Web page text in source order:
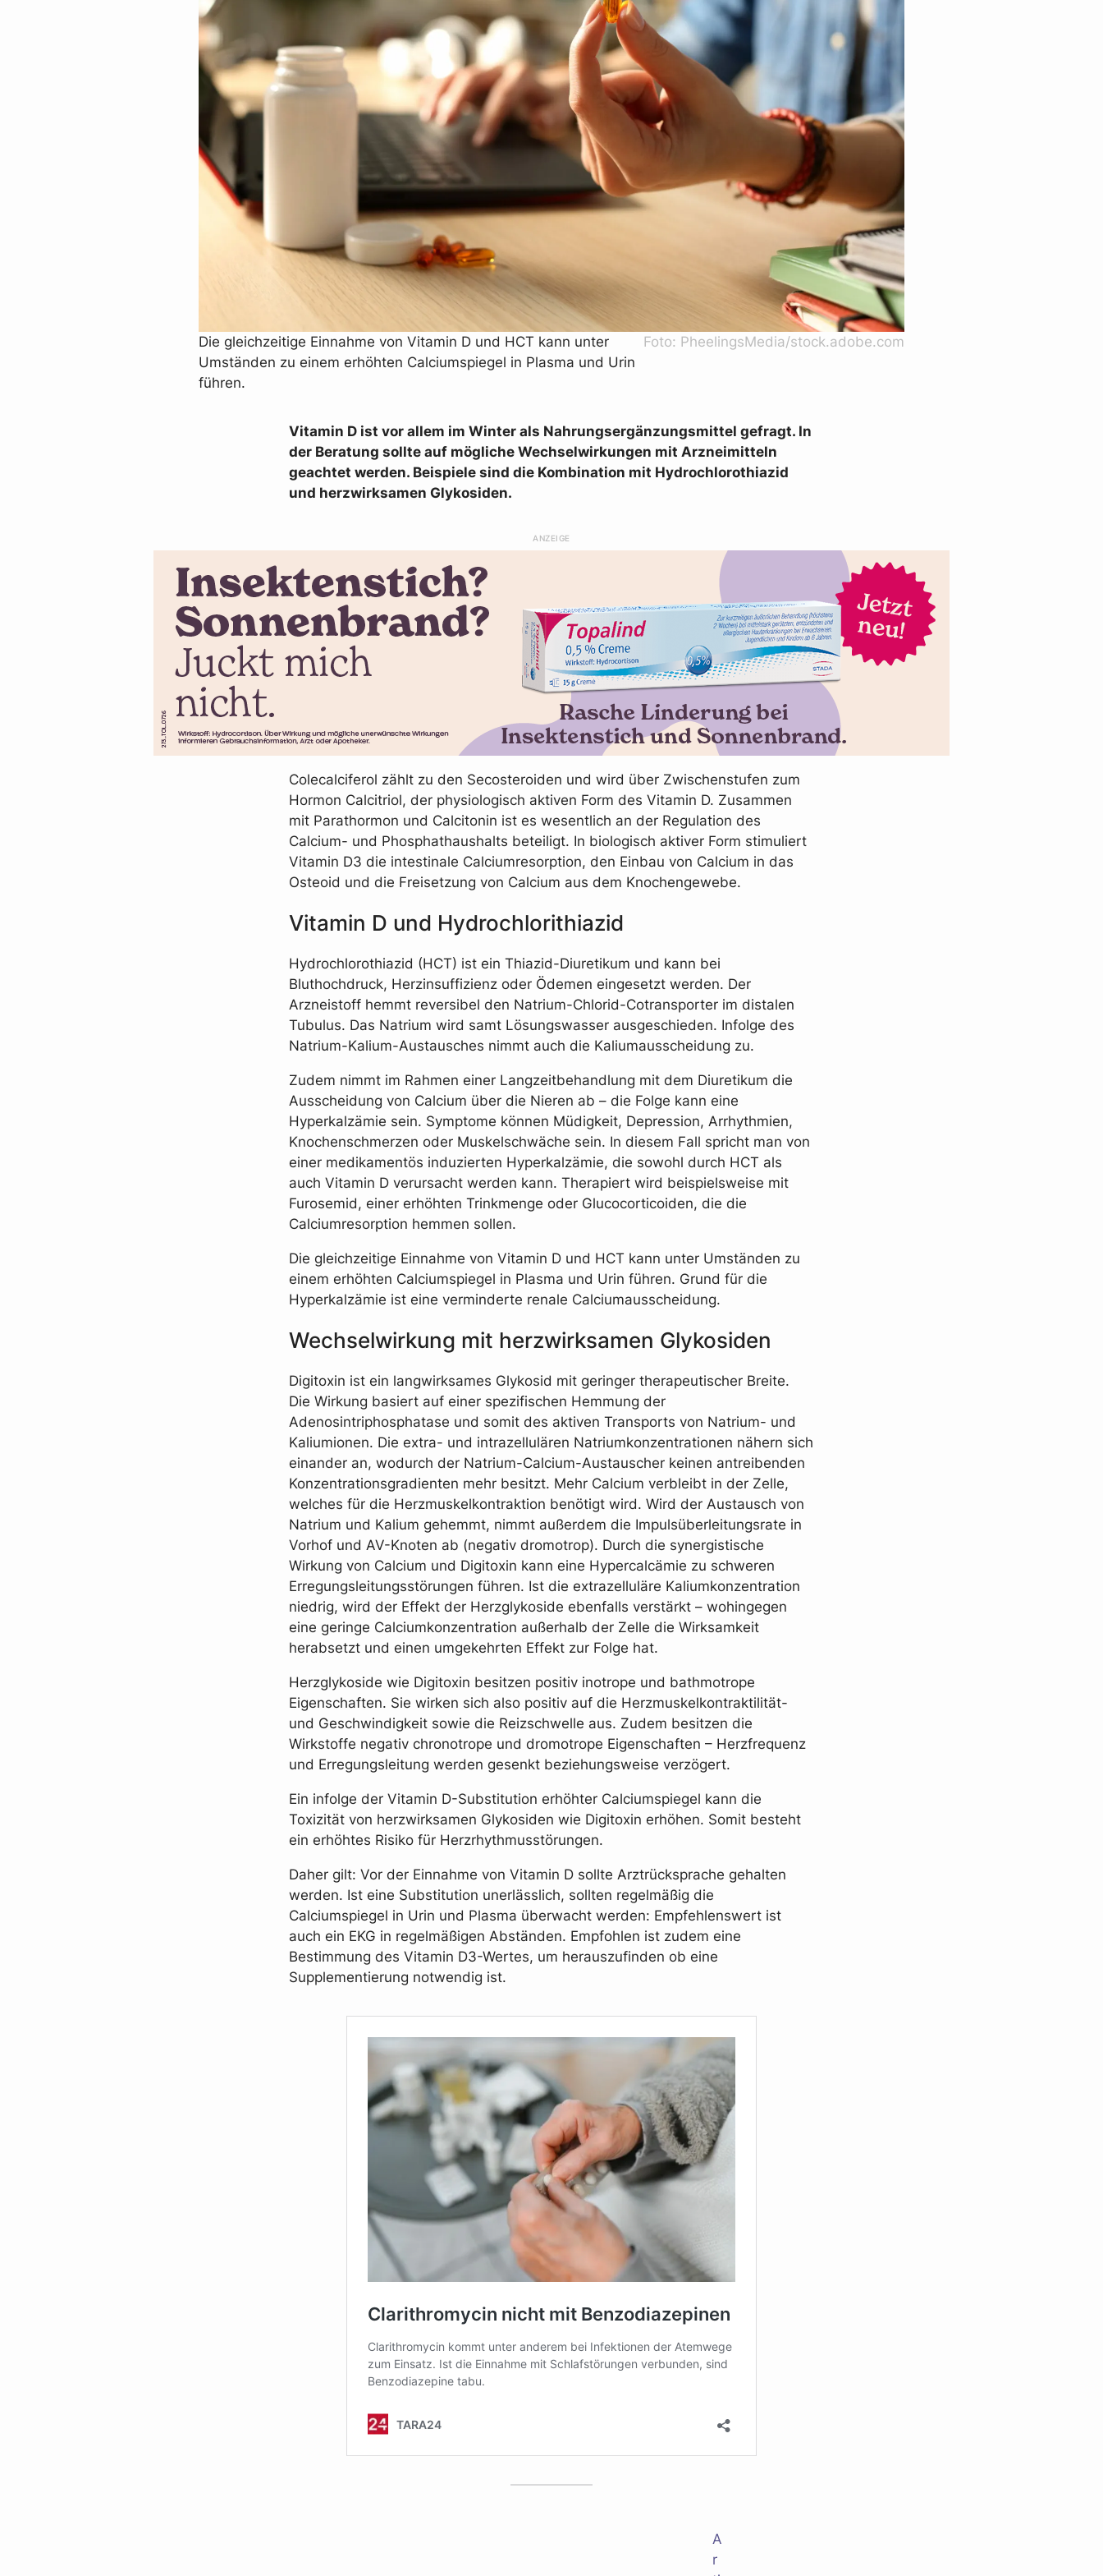
Die gleichzeitige Einnahme von Vitamin D und HCT kann unter
Umständen zu einem erhöhten Calciumspiegel in Plasma und Urin
führen.
Foto: PheelingsMedia/stock.adobe.com
Vitamin D ist vor allem im Winter als Nahrungsergänzungsmittel gefragt. In
der Beratung sollte auf mögliche Wechselwirkungen mit Arzneimitteln
geachtet werden. Beispiele sind die Kombination mit Hydrochlorothiazid
und herzwirksamen Glykosiden.
ANZEIGE
Colecalciferol zählt zu den Secosteroiden und wird über Zwischenstufen zum
Hormon Calcitriol, der physiologisch aktiven Form des Vitamin D. Zusammen
mit Parathormon und Calcitonin ist es wesentlich an der Regulation des
Calcium- und Phosphathaushalts beteiligt. In biologisch aktiver Form stimuliert
Vitamin D3 die intestinale Calciumresorption, den Einbau von Calcium in das
Osteoid und die Freisetzung von Calcium aus dem Knochengewebe.
Vitamin D und Hydrochlorithiazid
Hydrochlorothiazid (HCT) ist ein Thiazid-Diuretikum und kann bei
Bluthochdruck, Herzinsuffizienz oder Ödemen eingesetzt werden. Der
Arzneistoff hemmt reversibel den Natrium-Chlorid-Cotransporter im distalen
Tubulus. Das Natrium wird samt Lösungswasser ausgeschieden. Infolge des
Natrium-Kalium-Austausches nimmt auch die Kaliumausscheidung zu.
Zudem nimmt im Rahmen einer Langzeitbehandlung mit dem Diuretikum die
Ausscheidung von Calcium über die Nieren ab – die Folge kann eine
Hyperkalzämie sein. Symptome können Müdigkeit, Depression, Arrhythmien,
Knochenschmerzen oder Muskelschwäche sein. In diesem Fall spricht man von
einer medikamentös induzierten Hyperkalzämie, die sowohl durch HCT als
auch Vitamin D verursacht werden kann. Therapiert wird beispielsweise mit
Furosemid, einer erhöhten Trinkmenge oder Glucocorticoiden, die die
Calciumresorption hemmen sollen.
Die gleichzeitige Einnahme von Vitamin D und HCT kann unter Umständen zu
einem erhöhten Calciumspiegel in Plasma und Urin führen. Grund für die
Hyperkalzämie ist eine verminderte renale Calciumausscheidung.
Wechselwirkung mit herzwirksamen Glykosiden
Digitoxin ist ein langwirksames Glykosid mit geringer therapeutischer Breite.
Die Wirkung basiert auf einer spezifischen Hemmung der
Adenosintriphosphatase und somit des aktiven Transports von Natrium- und
Kaliumionen. Die extra- und intrazellulären Natriumkonzentrationen nähern sich
einander an, wodurch der Natrium-Calcium-Austauscher keinen antreibenden
Konzentrationsgradienten mehr besitzt. Mehr Calcium verbleibt in der Zelle,
welches für die Herzmuskelkontraktion benötigt wird. Wird der Austausch von
Natrium und Kalium gehemmt, nimmt außerdem die Impulsüberleitungsrate in
Vorhof und AV-Knoten ab (negativ dromotrop). Durch die synergistische
Wirkung von Calcium und Digitoxin kann eine Hypercalcämie zu schweren
Erregungsleitungsstörungen führen. Ist die extrazelluläre Kaliumkonzentration
niedrig, wird der Effekt der Herzglykoside ebenfalls verstärkt – wohingegen
eine geringe Calciumkonzentration außerhalb der Zelle die Wirksamkeit
herabsetzt und einen umgekehrten Effekt zur Folge hat.
Herzglykoside wie Digitoxin besitzen positiv inotrope und bathmotrope
Eigenschaften. Sie wirken sich also positiv auf die Herzmuskelkontraktilität-
und Geschwindigkeit sowie die Reizschwelle aus. Zudem besitzen die
Wirkstoffe negativ chronotrope und dromotrope Eigenschaften – Herzfrequenz
und Erregungsleitung werden gesenkt beziehungsweise verzögert.
Ein infolge der Vitamin D-Substitution erhöhter Calciumspiegel kann die
Toxizität von herzwirksamen Glykosiden wie Digitoxin erhöhen. Somit besteht
ein erhöhtes Risiko für Herzrhythmusstörungen.
Daher gilt: Vor der Einnahme von Vitamin D sollte Arztrücksprache gehalten
werden. Ist eine Substitution unerlässlich, sollten regelmäßig die
Calciumspiegel in Urin und Plasma überwacht werden: Empfehlenswert ist
auch ein EKG in regelmäßigen Abständen. Empfohlen ist zudem eine
Bestimmung des Vitamin D3-Wertes, um herauszufinden ob eine
Supplementierung notwendig ist.